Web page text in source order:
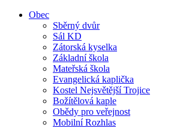
Obec
Sběrný dvůr
Sál KD
Zátorská kyselka
Základní škola
Mateřská škola
Evangelická kaplička
Kostel Nejsvětější Trojice
Božítělová kaple
Obědy pro veřejnost
Mobilní Rozhlas